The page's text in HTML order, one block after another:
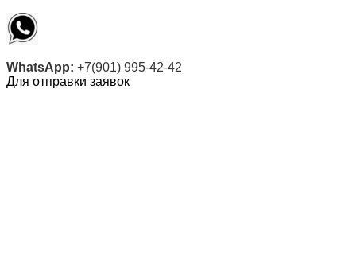
WhatsApp: +7(901) 995-42-42
Для отправки заявок